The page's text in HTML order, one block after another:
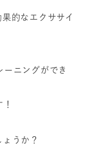
的なエクササイ
ーニングができ
うか？